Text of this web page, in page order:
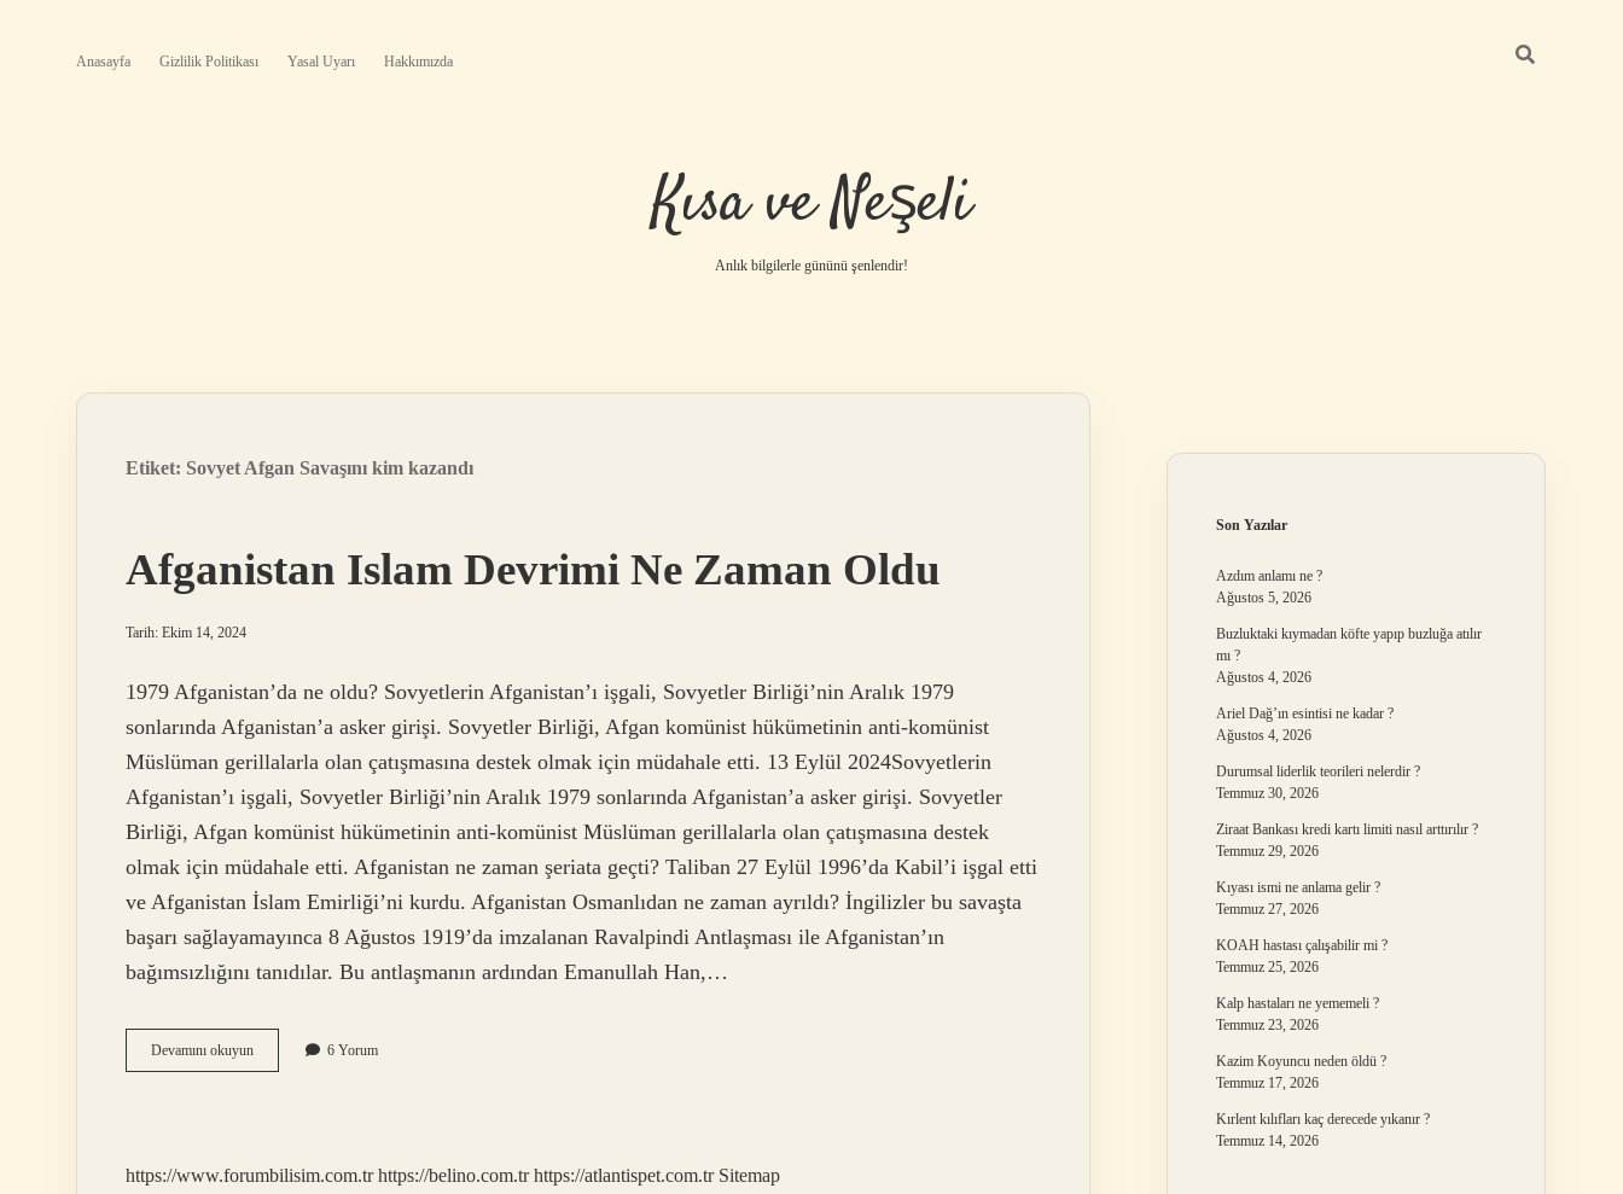
Anasayfa Gizlilik Politikası Yasal Uyarı Hakkımızda
Kısa ve Neşeli
Anlık bilgilerle gününü şenlendir!
Etiket: Sovyet Afgan Savaşını kim kazandı
Afganistan Islam Devrimi Ne Zaman Oldu
Tarih: Ekim 14, 2024
1979 Afganistan’da ne oldu? Sovyetlerin Afganistan’ı işgali, Sovyetler Birliği’nin Aralık 1979
sonlarında Afganistan’a asker girişi. Sovyetler Birliği, Afgan komünist hükümetinin anti-komünist
Müslüman gerillalarla olan çatışmasına destek olmak için müdahale etti. 13 Eylül 2024Sovyetlerin
Afganistan’ı işgali, Sovyetler Birliği’nin Aralık 1979 sonlarında Afganistan’a asker girişi. Sovyetler
Birliği, Afgan komünist hükümetinin anti-komünist Müslüman gerillalarla olan çatışmasına destek
olmak için müdahale etti. Afganistan ne zaman şeriata geçti? Taliban 27 Eylül 1996’da Kabil’i işgal etti
ve Afganistan İslam Emirliği’ni kurdu. Afganistan Osmanlıdan ne zaman ayrıldı? İngilizler bu savaşta
başarı sağlayamayınca 8 Ağustos 1919’da imzalanan Ravalpindi Antlaşması ile Afganistan’ın
bağımsızlığını tanıdılar. Bu antlaşmanın ardından Emanullah Han,…
Devamını okuyunAfganistan
Islam
6 Yorum
https://www.forumbilisim.com.tr https://belino.com.tr https://atlantispet.com.tr Sitemap
Son Yazılar
Azdım anlamı ne ?
Ağustos 5, 2026
Buzluktaki kıymadan köfte yapıp buzluğa atılır
mı ?
Ağustos 4, 2026
Ariel Dağ’ın esintisi ne kadar ?
Ağustos 4, 2026
Durumsal liderlik teorileri nelerdir ?
Temmuz 30, 2026
Ziraat Bankası kredi kartı limiti nasıl arttırılır ?
Temmuz 29, 2026
Kıyası ismi ne anlama gelir ?
Temmuz 27, 2026
KOAH hastası çalışabilir mi ?
Temmuz 25, 2026
Kalp hastaları ne yememeli ?
Temmuz 23, 2026
Kazim Koyuncu neden öldü ?
Temmuz 17, 2026
Kırlent kılıfları kaç derecede yıkanır ?
Temmuz 14, 2026